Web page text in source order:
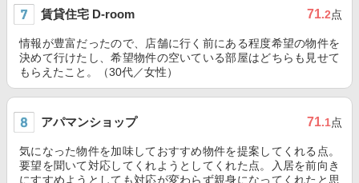
賃貸住宅 D-room 71.2点
情報が豊富だったので、店舗に行く前にある程度希望の物件を
決めて行けたし、希望物件の空いている部屋はどちらも見せて
もらえたこと。（30代／女性）
アパマンショップ 71.1点
気になった物件を加味しておすすめ物件を提案してくれる点。
要望を聞いて対応してくれようとしてくれた点。入居を前向き
にすすめようとしても対応が変わらず親身になってくれたと思